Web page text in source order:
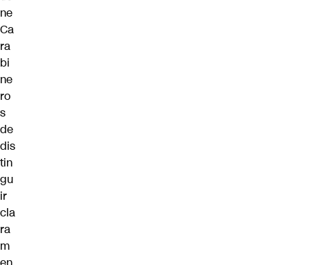
ne
Ca
ra
bi
ne
ro
s
de
dis
tin
gu
ir
cla
ra
m